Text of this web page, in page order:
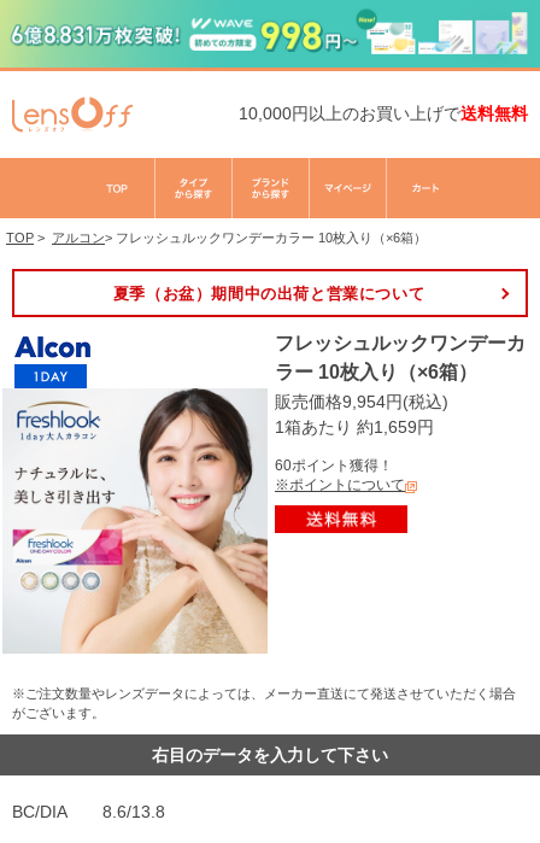
10,000円以上のお買い上げで送料無料
TOP > アルコン> フレッシュルックワンデーカラー 10枚入り（×6箱）
夏季（お盆）期間中の出荷と営業について
フレッシュルックワンデーカ
ラー 10枚入り（×6箱）
販売価格9,954円(税込)
1箱あたり 約1,659円
60ポイント獲得！
※ポイントについて
※ご注文数量やレンズデータによっては、メーカー直送にて発送させていただく場合
がございます。
右目のデータを入力して下さい
BC/DIA 8.6/13.8